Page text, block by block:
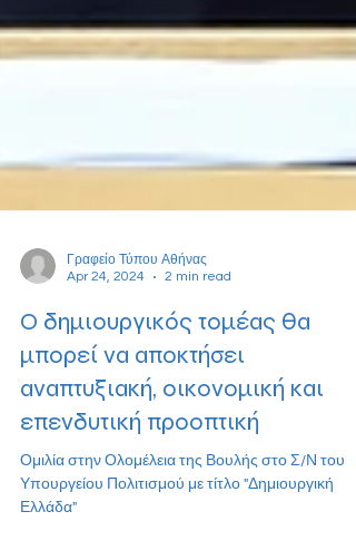
2 min read
Ο δημιουργικός τομέας θα
μπορεί να αποκτήσει
αναπτυξιακή, οικονομική και
επενδυτική προοπτική
Ομιλία στην Ολομέλεια της Βουλής στο Σ/Ν του